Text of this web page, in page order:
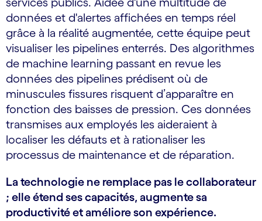
données et d'alertes affichées en temps réel
grâce à la réalité augmentée, cette équipe peut
visualiser les pipelines enterrés. Des algorithmes
de machine learning passant en revue les
données des pipelines prédisent où de
minuscules fissures risquent d’apparaître en
fonction des baisses de pression. Ces données
transmises aux employés les aideraient à
localiser les défauts et à rationaliser les
processus de maintenance et de réparation.
La technologie ne remplace pas le collaborateur
; elle étend ses capacités, augmente sa
productivité et améliore son expérience.